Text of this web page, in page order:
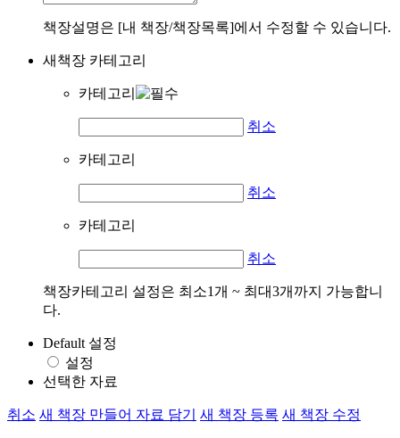
책장설명은 [내 책장/책장목록]에서 수정할 수 있습니다.
새책장 카테고리
카테고리
취소
카테고리
취소
카테고리
취소
책장카테고리 설정은 최소1개 ~ 최대3개까지 가능합니
다.
Default 설정
설정
선택한 자료
취소 새 책장 만들어 자료 담기 새 책장 등록 새 책장 수정